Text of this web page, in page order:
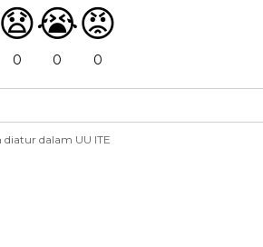
😧
0
😭
0
😡
0
dalam UU ITE